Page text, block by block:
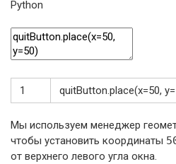
Python
1 quitButton.place(x=50, y=
Мы используем менеджер
чтобы установить координаты
от верхнего левого угла окна.